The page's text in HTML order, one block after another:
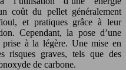
coût du pellet généralement
et pratiques grâce à leur
Cependant, la pose d’une
à la légère. Une mise en
risques graves, tels que des
de carbone.